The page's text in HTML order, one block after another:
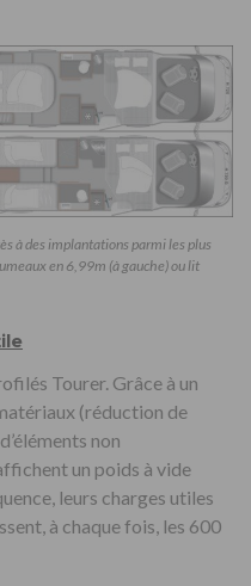
à des implantations parmi les plus
en 6,99m (à gauche) ou lit
Tourer. Grâce à un
(réduction de
non
un poids à vide
leurs charges utiles
à chaque fois, les 600